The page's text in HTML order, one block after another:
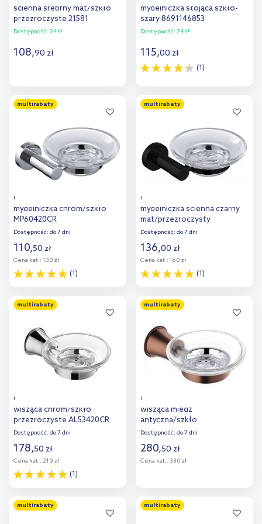
ścienna srebrny mat/szkło
przezroczyste 21581
Dostępność: 24h!
108,90 zł
Dodaj do
porównania
mydelniczka stojąca szkło-
szary 8691146853
Dostępność: 24h!
115,00 zł
(1)
Dodaj do
porównania
multirabaty
Omnires Modern Project
mydelniczka chrom/szkło
MP60420CR
Dostępność: do 7 dni
110,50 zł
Cena kat.: 130 zł
(1)
Dodaj do
porównania
multirabaty
Omnires Modern Project
mydelniczka ścienna czarny
mat/przezroczysty
MP60420BL
Dostępność: do 7 dni
136,00 zł
Cena kat.: 160 zł
(1)
Dodaj do
porównania
multirabaty
Omnires Art Line mydelniczka
wisząca chrom/szkło
przezroczyste AL53420CR
Dostępność: do 7 dni
178,50 zł
Cena kat.: 210 zł
(1)
Dodaj do
multirabaty
Omnires Art Line mydelniczka
wisząca miedź
antyczna/szkło
przezroczyste AL53420ORB
Dostępność: do 7 dni
280,50 zł
Cena kat.: 330 zł
Dodaj do
multirabaty multirabaty